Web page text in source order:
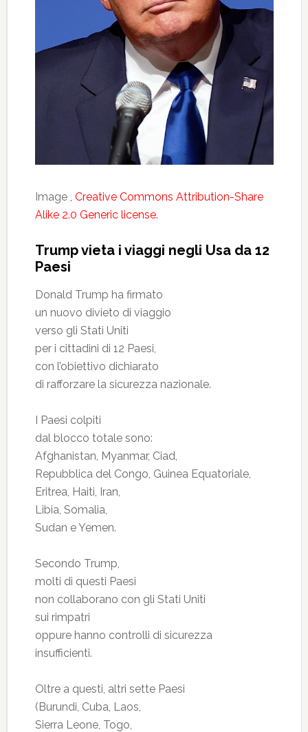
Image , Creative Commons Attribution-Share
Alike 2.0 Generic license.
Trump vieta i viaggi negli Usa da 12
Paesi
Donald Trump ha firmato
un nuovo divieto di viaggio
verso gli Stati Uniti
per i cittadini di 12 Paesi,
con l’obiettivo dichiarato
di rafforzare la sicurezza nazionale.
I Paesi colpiti
dal blocco totale sono:
Afghanistan, Myanmar, Ciad,
Repubblica del Congo, Guinea Equatoriale,
Eritrea, Haiti, Iran,
Libia, Somalia,
Sudan e Yemen.
Secondo Trump,
molti di questi Paesi
non collaborano con gli Stati Uniti
sui rimpatri
oppure hanno controlli di sicurezza
insufficienti.
Oltre a questi, altri sette Paesi
(Burundi, Cuba, Laos,
Sierra Leone, Togo,